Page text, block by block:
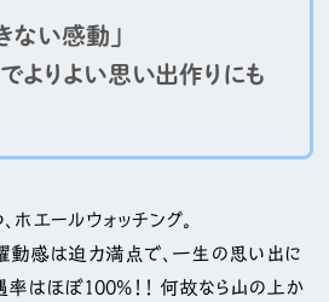
ない感動」
よりよい思い出作りにも
エールウォッチング。
動感は迫力満点で、一生の思い出に
率はほぼ100%！！ 何故なら山の上か